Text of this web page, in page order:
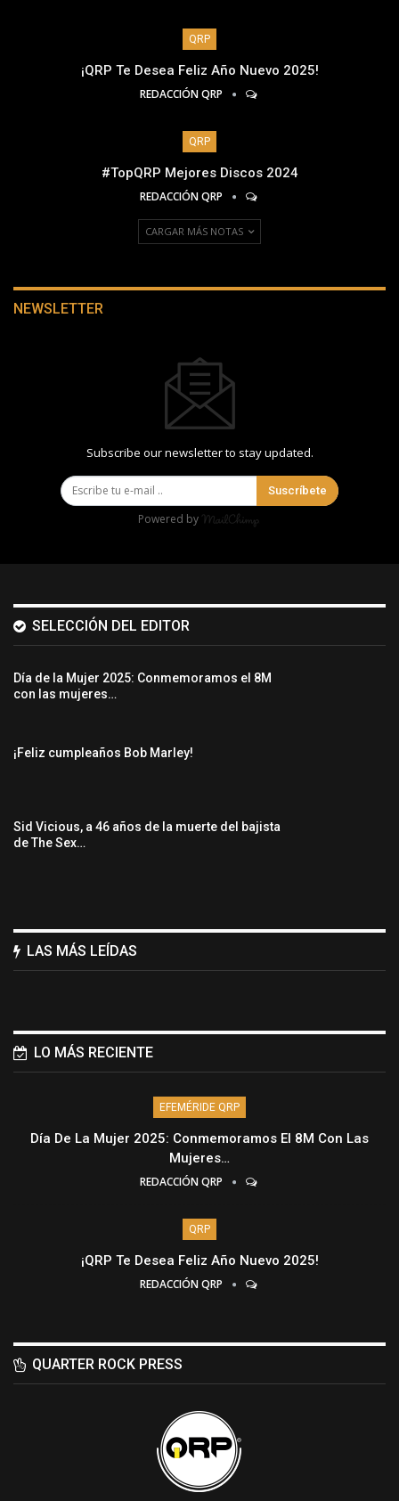
QRP
¡QRP Te Desea Feliz Año Nuevo 2025!
REDACCIÓN QRP
QRP
#TopQRP Mejores Discos 2024
REDACCIÓN QRP
CARGAR MÁS NOTAS
NEWSLETTER
Subscribe our newsletter to stay updated.
Suscríbete
Powered by
SELECCIÓN DEL EDITOR
Día de la Mujer 2025: Conmemoramos el 8M
con las mujeres…
¡Feliz cumpleaños Bob Marley!
Sid Vicious, a 46 años de la muerte del bajista
de The Sex…
LAS MÁS LEÍDAS
LO MÁS RECIENTE
EFEMÉRIDE QRP
Día De La Mujer 2025: Conmemoramos El 8M Con Las
Mujeres…
REDACCIÓN QRP
QRP
¡QRP Te Desea Feliz Año Nuevo 2025!
REDACCIÓN QRP
QUARTER ROCK PRESS